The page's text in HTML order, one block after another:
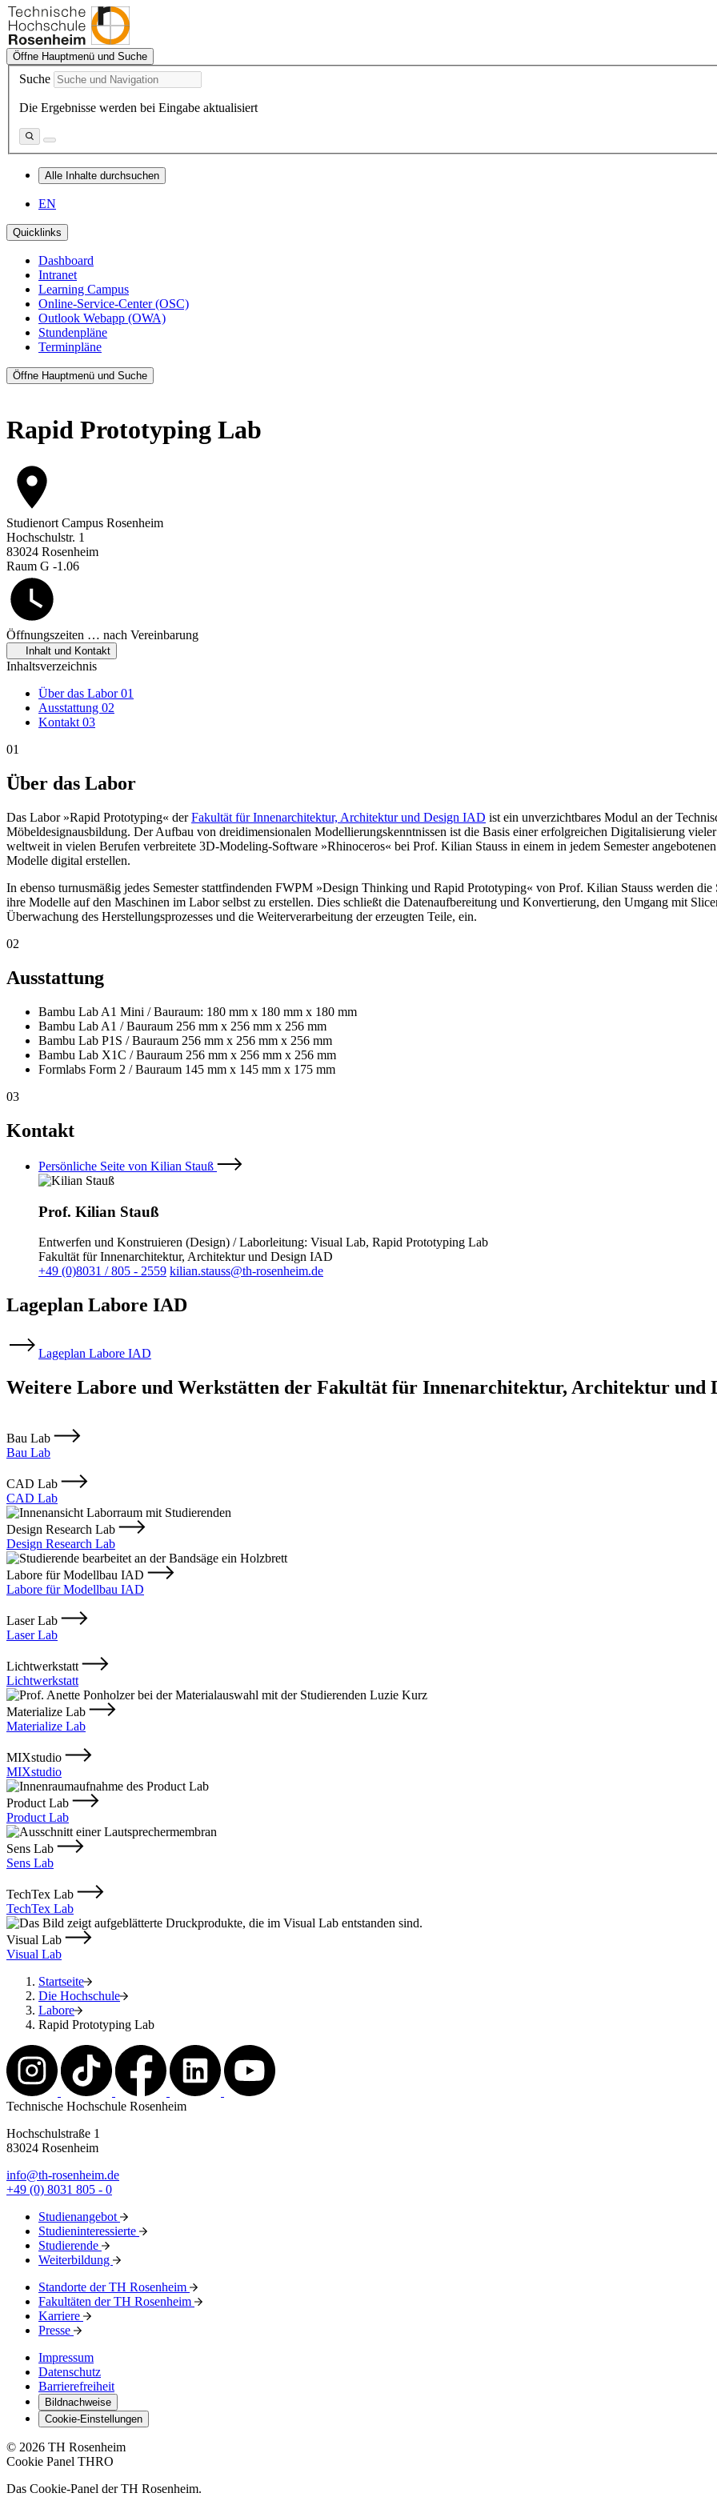
Öffne Hauptmenü und Suche
Suche
Die Ergebnisse werden bei Eingabe aktualisiert
Alle Inhalte durchsuchen
EN
Quicklinks
Dashboard
Intranet
Learning Campus
Online-Service-Center (OSC)
Outlook Webapp (OWA)
Stundenpläne
Terminpläne
Öffne Hauptmenü und Suche
Rapid Prototyping Lab
StudienortCampus Rosenheim
Hochschulstr. 1
83024 Rosenheim
Raum G -1.06
Öffnungszeiten … nach Vereinbarung
Inhalt und Kontakt
Inhaltsverzeichnis
Über das Labor01
Ausstattung 02
Kontakt03
01
Über das Labor
Das Labor »Rapid Prototyping« derFakultät für Innenarchitektur, Architektur und Design IAD ist ein unverzichtbares Modul an der
Möbeldesignausbildung. Der Aufbau von dreidimensionalen Modellierungskenntnissen ist die Basis einer erfolgreichen Digitalisierung
weltweit in vielen Berufen verbreitete 3D-Modeling-Software »Rhinoceros« bei Prof. Kilian Stauss in einem in jedem Semester
Modelle digital erstellen.
In ebenso turnusmäßig jedes Semester stattfindenden FWPM »Design Thinking und Rapid Prototyping« von Prof. Kilian Stauss werden
ihre Modelle auf den Maschinen im Labor selbst zu erstellen. Dies schließt die Datenaufbereitung und Konvertierung, den Umgang mit
Überwachung des Herstellungsprozesses und die Weiterverarbeitung der erzeugten Teile, ein.
02
Ausstattung
Bambu Lab A1 Mini / Bauraum: 180 mm x 180 mm x 180 mm
Bambu Lab A1 / Bauraum 256 mm x 256 mm x 256 mm
Bambu Lab P1S / Bauraum 256 mm x 256 mm x 256 mm
Bambu Lab X1C / Bauraum 256 mm x 256 mm x 256 mm
Formlabs Form 2 / Bauraum 145 mm x 145 mm x 175 mm
03
Kontakt
Persönliche Seite von Kilian Stauß
Prof. Kilian Stauß
Entwerfen und Konstruieren (Design) / Laborleitung: Visual Lab, Rapid Prototyping Lab
Fakultät für Innenarchitektur, Architektur und Design IAD
+49 (0)8031 / 805 - 2559 kilian.stauss@th-rosenheim.de
Lageplan Labore IAD
Lageplan Labore IAD
Weitere Labore und Werkstätten der Fakultät für Innenarchitektur, Architektur und
Bau Lab
Bau Lab
CAD Lab
CAD Lab
Design Research Lab
Design Research Lab
Labore für Modellbau IAD
Labore für Modellbau IAD
Laser Lab
Laser Lab
Lichtwerkstatt
Lichtwerkstatt
Materialize Lab
Materialize Lab
MIXstudio
MIXstudio
Product Lab
Product Lab
Sens Lab
Sens Lab
TechTex Lab
TechTex Lab
Visual Lab
Visual Lab
Startseite
Die Hochschule
Labore
Rapid Prototyping Lab
Technische Hochschule Rosenheim
Hochschulstraße 1
83024 Rosenheim
info@th-rosenheim.de
+49 (0) 8031 805 - 0
Studienangebot
Studieninteressierte
Studierende
Weiterbildung
Standorte der TH Rosenheim
Fakultäten der TH Rosenheim
Karriere
Presse
Impressum
Datenschutz
Barrierefreiheit
Bildnachweise
Cookie-Einstellungen
© 2026 TH Rosenheim
Cookie Panel THRO
Das Cookie-Panel der TH Rosenheim.